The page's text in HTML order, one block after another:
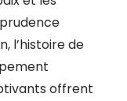
l’histoire de
offrent